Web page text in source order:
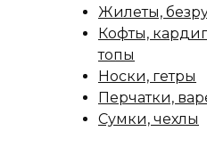
Жилеты,
Кофты,
топы
Носки, гетры
Перчатки,
Сумки, чехлы